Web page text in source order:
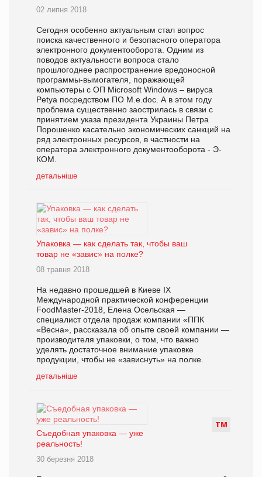
02 липня 2018
Сегодня особенно актуальным стал вопрос
поиска качественного и безопасного оператора
электронного документооборота. Одним из
поводов актуальности вопроса стало
прошлогоднее распространение вредоносной
программы-вымогателя, поражающей
компьютеры с ОП Microsoft Windows – вируса
Petya посредством ПО M.e.doc. А в этом году
проблема существенно заострилась в связи с
принятием указа президента Украины Петра
Порошенко касательно экономических санкций на
ряд электронных ресурсов, в частности на
оператора электронного документооборота - Э-
КОМ.
детальніше
Упаковка — как сделать так, чтобы ваш
товар не «завис» на полке?
08 травня 2018
На недавно прошедшей в Киеве IX
Международной практической конференции
FoodMaster-2018, Елена Осельская —
специалист отдела продаж компании «ППК
«Весна», рассказала об опыте своей компании —
производителя упаковки, о том, что важно
уделять достаточное внимание упаковке
продукции, чтобы не «зависнуть» на полке.
детальніше
ТМ
Съедобная упаковка — уже
реальность!
30 березня 2018